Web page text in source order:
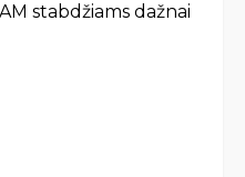
stabdžiams dažnai